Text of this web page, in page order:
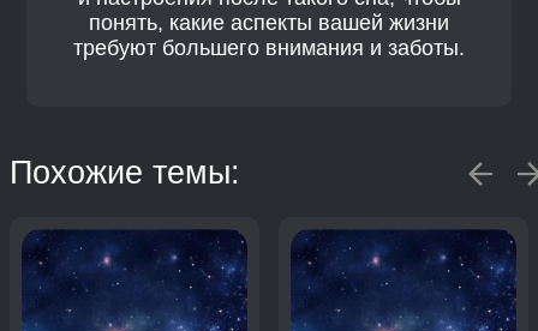
понять, какие аспекты вашей жизни
требуют большего внимания и заботы.
Похожие темы: